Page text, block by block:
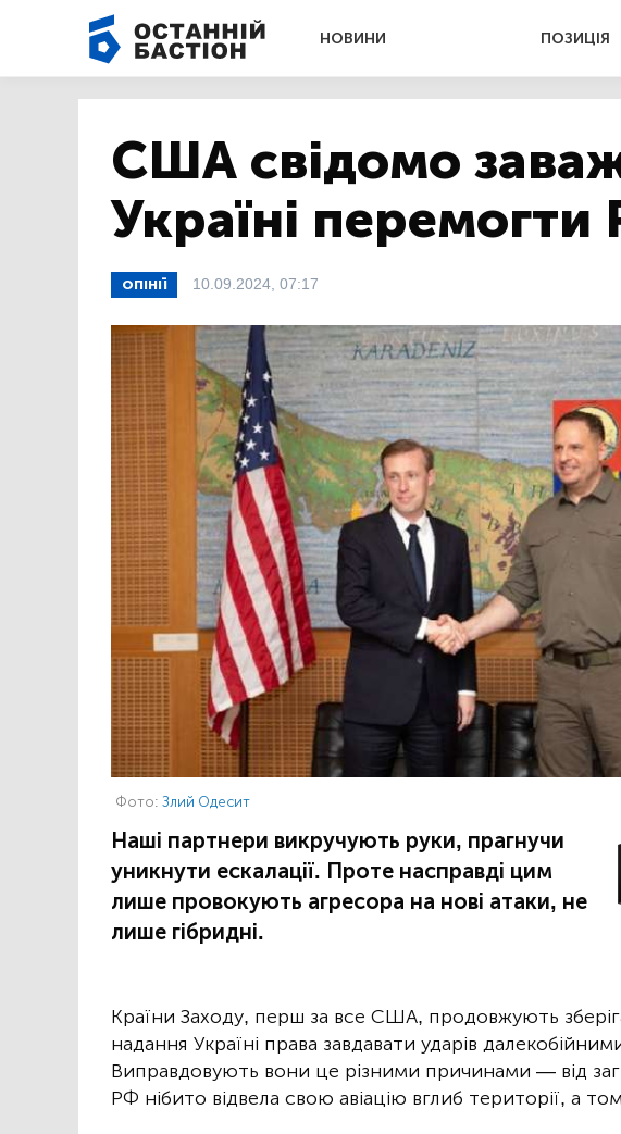
НОВИНИ ПОЗИЦІЯ
США свідомо
Україні перемогти
ОПІНІЇ 10.09.2024, 07:17
Фото: Злий Одесит
Наші партнери викручують руки, прагнучи
уникнути ескалації. Проте насправді цим
лише провокують агресора на нові атаки, не
лише гібридні.
Країни Заходу, перш за все США, продовжують
надання Україні права завдавати ударів
Виправдовують вони це різними причинами — від
РФ нібито відвела свою авіацію вглиб території, а